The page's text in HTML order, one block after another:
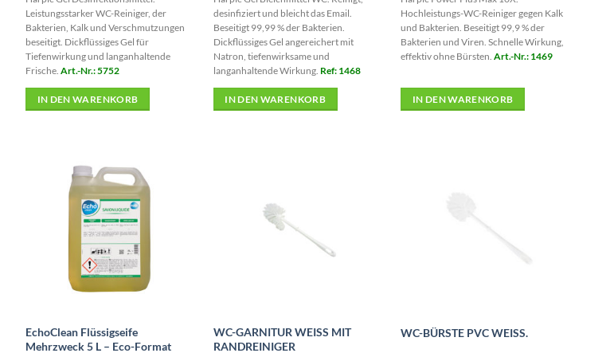
Leistungsstarker WC-Reiniger, der
Bakterien, Kalk und Verschmutzungen
beseitigt. Dickflüssiges Gel für
Tiefenwirkung und langanhaltende
Frische. Art.-Nr.: 5752
IN DEN WARENKORB
desinfiziert und bleicht das Email.
Beseitigt 99,99 % der Bakterien.
Dickflüssiges Gel angereichert mit
Natron, tiefenwirksame und
langanhaltende Wirkung. Ref: 1468
IN DEN WARENKORB
Hochleistungs-WC-Reiniger gegen Kalk
und Bakterien. Beseitigt 99,9 % der
Bakterien und Viren. Schnelle Wirkung,
effektiv ohne Bürsten. Art.-Nr.: 1469
IN DEN WARENKORB
EchoClean Flüssigseife
Mehrzweck 5 L – Eco-Format
WC-GARNITUR WEISS MIT
RANDREINIGER
WC-BÜRSTE PVC WEISS.